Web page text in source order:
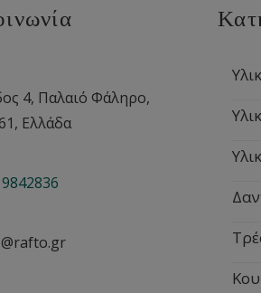
4, Παλαιό Φάληρο,
Ελλάδα